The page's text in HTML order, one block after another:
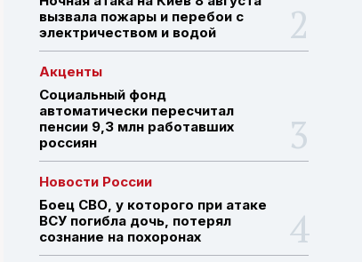
ПО САЙТУ
вызвала пожары и перебои с
электричеством и водой
Акценты
Социальный фонд
автоматически пересчитал
пенсии 9,3 млн работавших
россиян
Новости России
Боец СВО, у которого при атаке
ВСУ погибла дочь, потерял
сознание на похоронах